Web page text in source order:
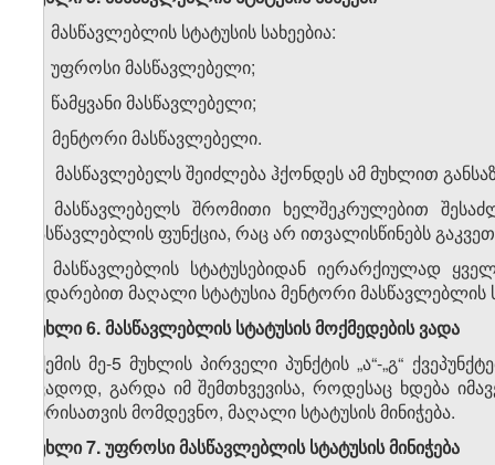
1. მასწავლებლის სტატუსის სახეებია:
ა) უფროსი მასწავლებელი;
ბ) წამყვანი მასწავლებელი;
გ) მენტორი მასწავლებელი.
2. მასწავლებელს შეიძლება ჰქონდეს ამ მუხლით
3. მასწავლებელს შრომითი ხელშეკრულებით
მასწავლებლის ფუნქცია, რაც არ ითვალისწინებს
4. მასწავლებლის სტატუსებიდან იერარქიულად
შედარებით მაღალი სტატუსია მენტორი მასწავლებლის
მუხლი 6. მასწავლებლის სტატუსის მოქმედების ვადა
სქემის მე-5 მუხლის პირველი პუნქტის „ა“-„გ“
უვადოდ, გარდა იმ შემთხვევისა, როდესაც ხდება
პირისათვის მომდევნო, მაღალი სტატუსის მინიჭება.
მუხლი 7. უფროსი მასწავლებლის სტატუსის მინიჭება